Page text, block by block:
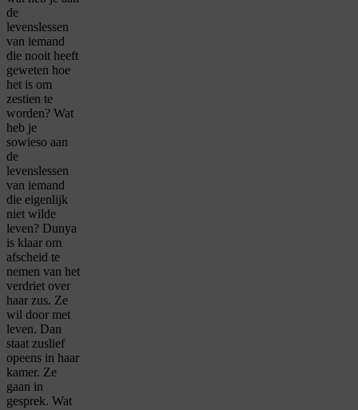
de
levenslessen
van iemand
die nooit heeft
geweten hoe
het is om
zestien te
worden? Wat
heb je
sowieso aan
de
levenslessen
van iemand
die eigenlijk
niet wilde
leven? Dunya
is klaar om
afscheid te
nemen van het
verdriet over
haar zus. Ze
wil door met
leven. Dan
staat zuslief
opeens in haar
kamer. Ze
gaan in
gesprek. Wat